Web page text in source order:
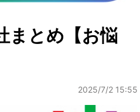
まとめ【お悩
2025/7/2 15:55